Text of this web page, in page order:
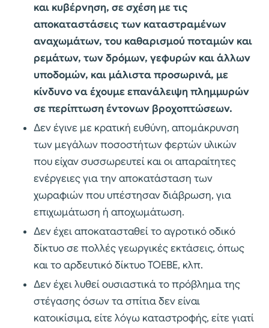
και κυβέρνηση, σε σχέση με τις
αποκαταστάσεις των καταστραμένων
αναχωμάτων, του καθαρισμού ποταμών και
ρεμάτων, των δρόμων, γεφυρών και άλλων
υποδομών, και μάλιστα προσωρινά, με
κίνδυνο να έχουμε επανάλειψη πλημμυρών
σε περίπτωση έντονων βροχοπτώσεων.
Δεν έγινε με κρατική ευθύνη, απομάκρυνση
των μεγάλων ποσοστήτων φερτών υλικών
που είχαν συσσωρευτεί και οι απαραίτητες
ενέργειες για την αποκατάσταση των
χωραφιών που υπέστησαν διάβρωση, για
επιχωμάτωση ή αποχωμάτωση.
Δεν έχει αποκατασταθεί το αγροτικό οδικό
δίκτυο σε πολλές γεωργικές εκτάσεις, όπως
και το αρδευτικό δίκτυο ΤΟΕΒΕ, κλπ.
Δεν έχει λυθεί ουσιαστικά το πρόβλημα της
στέγασης όσων τα σπίτια δεν είναι
κατοικίσιμα, είτε λόγω καταστροφής, είτε γιατί